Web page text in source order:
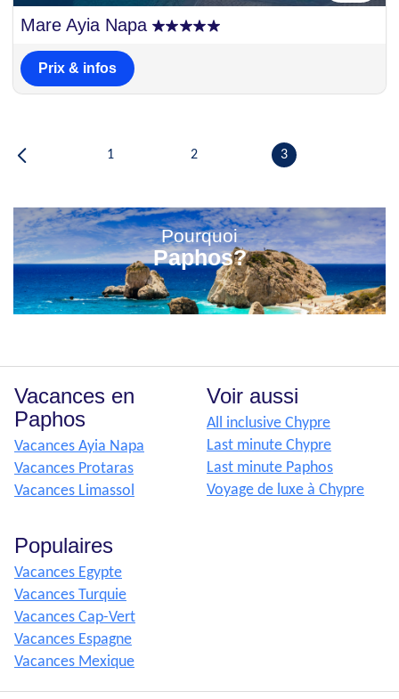
Mare Ayia Napa
Prix & infos
1 2 3
Pourquoi
Paphos?
Vacances en
Paphos
Vacances Ayia Napa
Vacances Protaras
Vacances Limassol
Voir aussi
All inclusive Chypre
Last minute Chypre
Last minute Paphos
Voyage de luxe à Chypre
Populaires
Vacances Egypte
Vacances Turquie
Vacances Cap-Vert
Vacances Espagne
Vacances Mexique